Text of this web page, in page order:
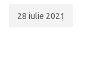
28 iulie 2021